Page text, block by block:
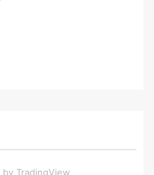
by TradingView